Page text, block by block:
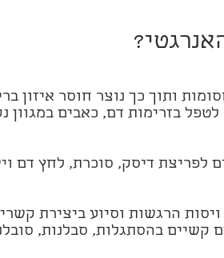
ותוך כך נוצר חוסר איזון
בזרימות דם, כאבים במגוון
לפריצת דיסק, סוכרת, לחץ דם
הרגשות וסיוע ביצירת
קשיים בהסתגלות, סבלנות,